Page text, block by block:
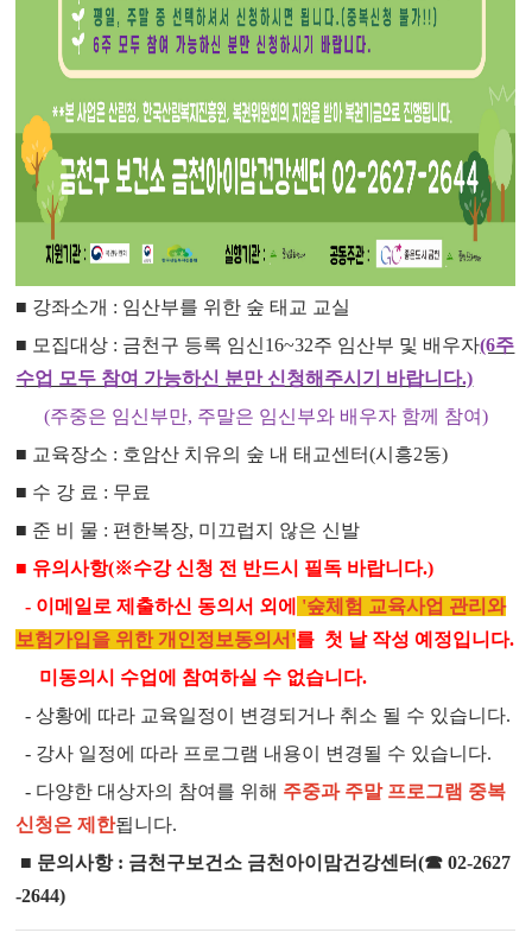
■ 강좌소개 : 임산부를 위한 숲 태교 교실
■ 모집대상 : 금천구 등록 임신16~32주 임산부 및 배우자(6주
수업 모두 참여 가능하신 분만 신청해주시기 바랍니다.)
(주중은 임신부만, 주말은 임신부와 배우자 함께 참여)
■ 교육장소 : 호암산 치유의 숲 내 태교센터(시흥2동)
■ 수 강 료 : 무료
■ 준 비 물 : 편한복장, 미끄럽지 않은 신발
■ 유의사항(※수강 신청 전 반드시 필독 바랍니다.)
- 이메일로 제출하신 동의서 외에
'숲체험 교육사업 관리와
보험가입을 위한 개인정보동의서'를 첫 날 작성 예정입니다.
미동의시 수업에 참여하실 수 없습니다.
- 상황에 따라 교육일정이 변경되거나 취소 될 수 있습니다.
- 강사 일정에 따라 프로그램 내용이 변경될 수 있습니다.
- 다양한 대상자의 참여를 위해 주중과 주말 프로그램 중복
신청은 제한됩니다.
■ 문의사항 : 금천구보건소 금천아이맘건강센터(☎02-2627
-2644)